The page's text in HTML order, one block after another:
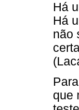
Há
Há
não
que